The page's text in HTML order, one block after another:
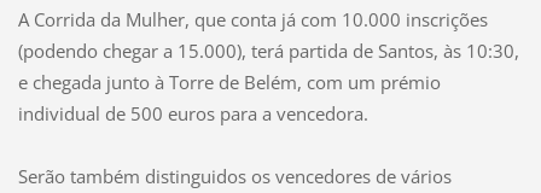
A Corrida da Mulher, que conta já com 10.000 inscrições
(podendo chegar a 15.000), terá partida de Santos, às 10:30,
e chegada junto à Torre de Belém, com um prémio
individual de 500 euros para a vencedora.
Serão também distinguidos os vencedores de vários